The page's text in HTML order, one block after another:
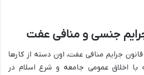
جرایم منافی عفت، اون دسته از کارها
با اخلاق عمومی جامعه و شرع اسلام در